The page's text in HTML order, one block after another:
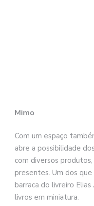
Mimo
Com um espaço
abre a possibilidade
com diversos
presentes. Um dos
barraca do livreiro
livros em miniatura.